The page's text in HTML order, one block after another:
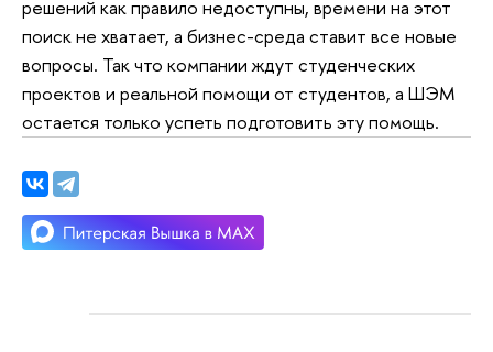
решений как правило недоступны, времени на этот
поиск не хватает, а бизнес-среда ставит все новые
вопросы. Так что компании ждут студенческих
проектов и реальной помощи от студентов, а ШЭМ
остается только успеть подготовить эту помощь.